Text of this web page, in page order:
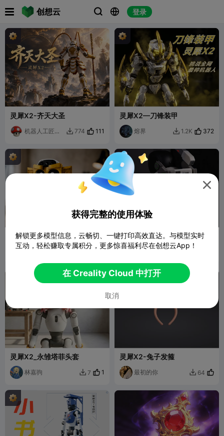
创想云   登录
 
灵犀X2-齐天大圣
机器人工匠阿
 774 111
灵犀X2—刀锋装甲
熔界  1.2K 372
灵犀X2-三星堆金面罩
Hands3DLab 126
【适配灵犀X2】ABP-1 “戍卫”
多用途动力背包
腾云驾雾陈先
241
灵犀X2_永雏塔菲头套
林嘉驹  7 1
灵犀X2-兔子发箍
最初的你  64

获得完整的使用体验
解锁更多模型信息，云畅切、一键打印高效直达。与模型实时
互动，轻松赚取专属积分，更多惊喜福利尽在创想云App！
在 Creality Cloud 中打开
取消